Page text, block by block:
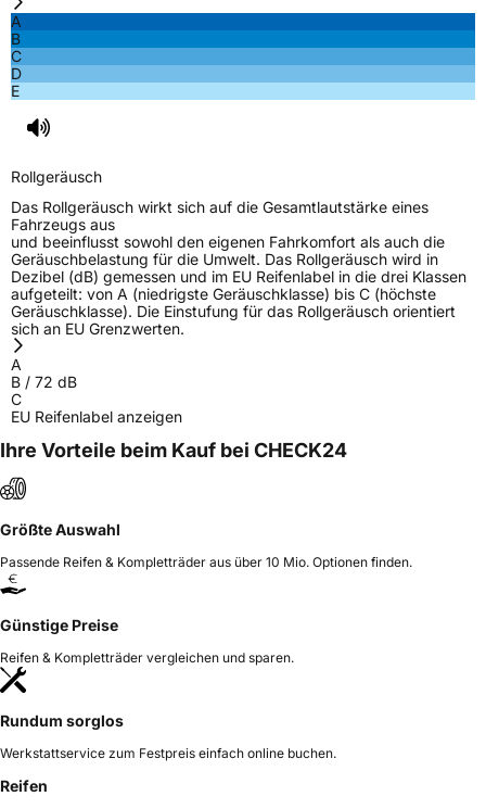
A
B
C
D
E
Rollgeräusch
Das Rollgeräusch wirkt sich auf die Gesamtlautstärke eines
Fahrzeugs aus
und beeinflusst sowohl den eigenen Fahrkomfort als auch die
Geräuschbelastung für die Umwelt. Das Rollgeräusch wird in
Dezibel (dB) gemessen und im EU Reifenlabel in die drei Klassen
aufgeteilt: von A (niedrigste Geräuschklasse) bis C (höchste
Geräuschklasse). Die Einstufung für das Rollgeräusch orientiert
sich an EU Grenzwerten.
A
B / 72 dB
C
EU Reifenlabel anzeigen
Ihre Vorteile beim Kauf bei CHECK24
Größte Auswahl
Passende Reifen & Kompletträder aus über 10 Mio. Optionen finden.
Günstige Preise
Reifen & Kompletträder vergleichen und sparen.
Rundum sorglos
Werkstattservice zum Festpreis einfach online buchen.
Reifen